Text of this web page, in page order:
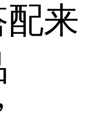
来